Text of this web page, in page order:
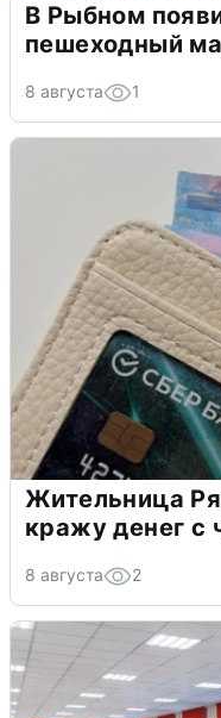
В Рыбном
пешеходный
8 августа 1
Жительница
кражу денег с
8 августа 2